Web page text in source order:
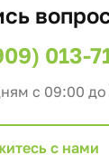
013-
с 09:00 до
с нами